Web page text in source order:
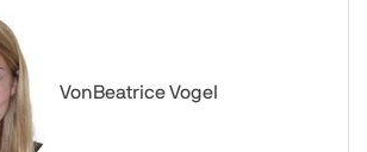
Windows 10 in Parallels Desktop 11
VonBeatrice Vogel